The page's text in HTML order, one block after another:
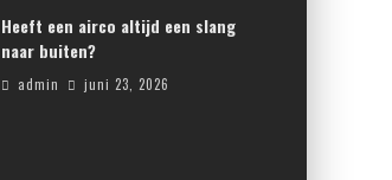
Heeft een airco altijd een slang
naar buiten?
admin juni 23, 2026